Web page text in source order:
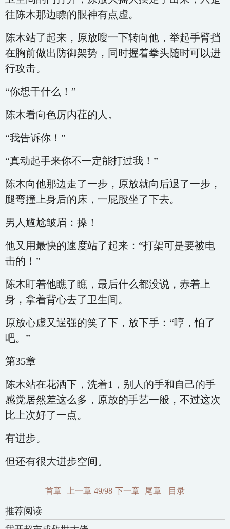
往陈木那边瞟的眼神有点虚。
陈木站了起来，原放嗖一下转向他，举起手臂挡
在胸前做出防御架势，同时握着拳头随时可以进
行攻击。
“你想干什么！”
陈木看向色厉内荏的人。
“我告诉你！”
“真动起手来你不一定能打过我！”
陈木向他那边走了一步，原放就向后退了一步，
腿弯撞上身后的床，一屁股坐了下去。
男人尴尬皱眉：操！
他又用最快的速度站了起来：“打架可是要被电
击的！”
陈木盯着他瞧了瞧，最后什么都没说，赤着上
身，拿着背心去了卫生间。
原放心虚又逞强的笑了下，放下手：“哼，怕了
吧。”
第35章
陈木站在花洒下，洗着1，别人的手和自己的手
感觉居然差这么多，原放的手艺一般，不过这次
比上次好了一点。
有进步。
但还有很大进步空间。
首章 上一章 49/98 下一章 尾章 目录
推荐阅读